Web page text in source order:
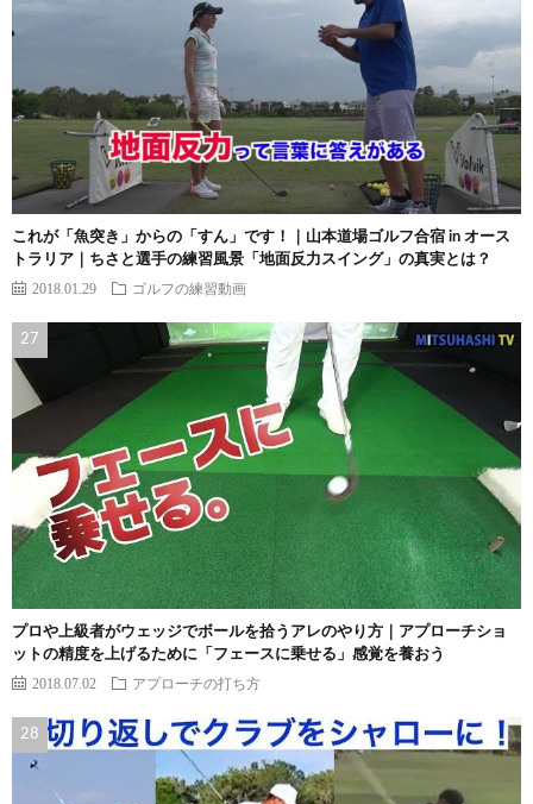
これが「魚突き」からの「すん」です！｜山本道場ゴルフ合宿 in オース
トラリア｜ちさと選手の練習風景「地面反力スイング」の真実とは？
2018.01.29 ゴルフの練習動画
プロや上級者がウェッジでボールを拾うアレのやり方｜アプローチショ
ットの精度を上げるために「フェースに乗せる」感覚を養おう
2018.07.02 アプローチの打ち方